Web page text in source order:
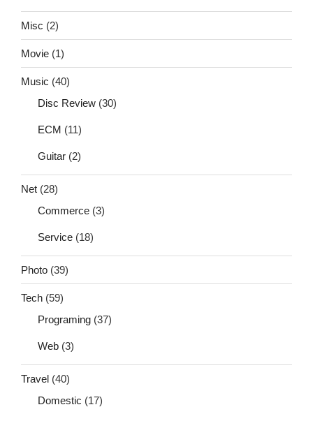
Misc (2)
Movie (1)
Music (40)
Disc Review (30)
ECM (11)
Guitar (2)
Net (28)
Commerce (3)
Service (18)
Photo (39)
Tech (59)
Programing (37)
Web (3)
Travel (40)
Domestic (17)